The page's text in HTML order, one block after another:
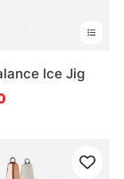
Ice Jig